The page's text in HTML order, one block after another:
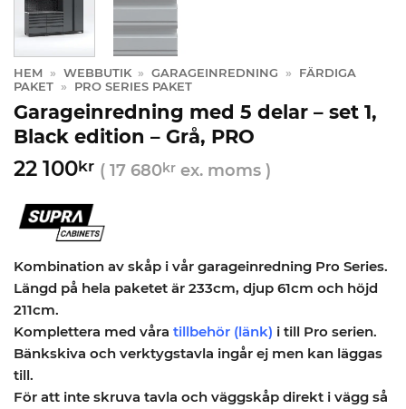
HEM » WEBBUTIK » GARAGEINREDNING »
FÄRDIGA
PAKET » PRO SERIES PAKET
Garageinredning med 5 delar – set 1,
Black edition – Grå, PRO
22 100kr ( 17 680kr ex. moms )
Kombination av skåp i vår garageinredning Pro Series.
Längd på hela paketet är 233cm, djup 61cm och höjd
211cm.
Komplettera med våra tillbehör (länk) i till Pro serien.
Bänkskiva och verktygstavla ingår ej men kan läggas
till.
För att inte skruva tavla och väggskåp direkt i vägg så